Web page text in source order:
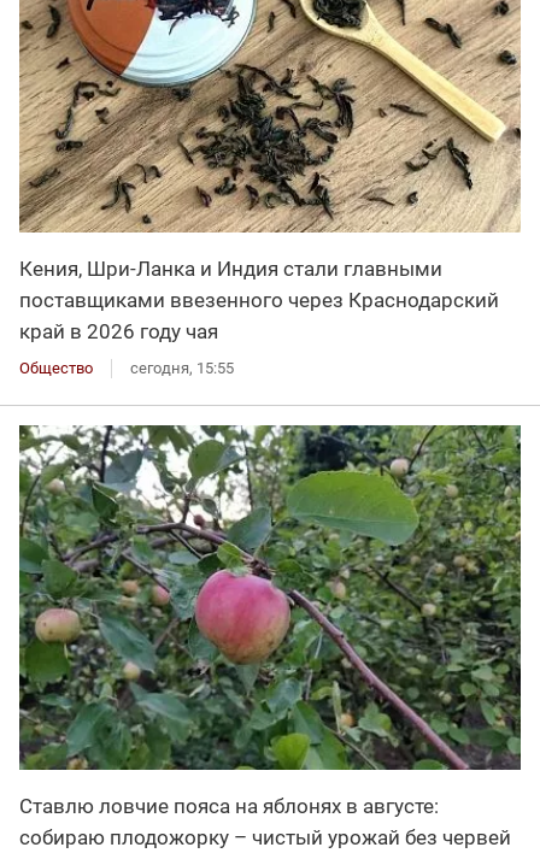
Кения, Шри-Ланка и Индия стали главными
поставщиками ввезенного через Краснодарский
край в 2026 году чая
Общество сегодня, 15:55
Ставлю ловчие пояса на яблонях в августе:
собираю плодожорку – чистый урожай без червей